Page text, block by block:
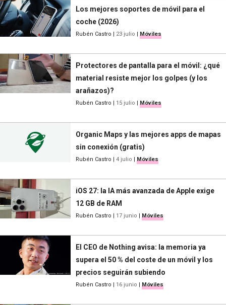
Los mejores soportes de móvil para el
coche (2026)
Rubén Castro | 23 julio | Móviles
Protectores de pantalla para el móvil: ¿qué
material resiste mejor los golpes (y los
arañazos)?
Rubén Castro | 15 julio | Móviles
Organic Maps y las mejores apps de mapas
sin conexión (gratis)
Rubén Castro | 4 julio | Móviles
iOS 27: la IA más avanzada de Apple exige
12 GB de RAM
Rubén Castro | 17 junio | Móviles
El CEO de Nothing avisa: la memoria ya
supera el 50 % del coste de un móvil y los
precios seguirán subiendo
Rubén Castro | 16 junio | Móviles